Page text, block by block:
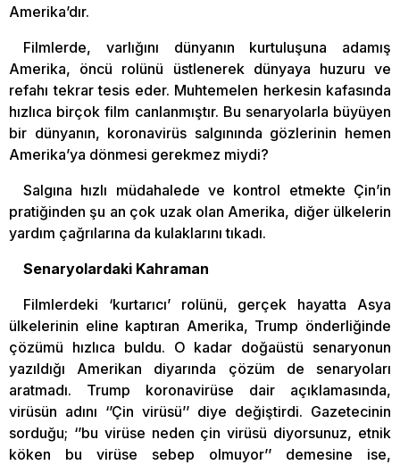
Amerika’dır.
Filmlerde, varlığını dünyanın kurtuluşuna adamış
Amerika, öncü rolünü üstlenerek dünyaya huzuru ve
refahı tekrar tesis eder. Muhtemelen herkesin kafasında
hızlıca birçok film canlanmıştır. Bu senaryolarla büyüyen
bir dünyanın, koronavirüs salgınında gözlerinin hemen
Amerika’ya dönmesi gerekmez miydi?
Salgına hızlı müdahalede ve kontrol etmekte Çin’in
pratiğinden şu an çok uzak olan Amerika, diğer ülkelerin
yardım çağrılarına da kulaklarını tıkadı.
Senaryolardaki Kahraman
Filmlerdeki ‘kurtarıcı’ rolünü, gerçek hayatta Asya
ülkelerinin eline kaptıran Amerika, Trump önderliğinde
çözümü hızlıca buldu. O kadar doğaüstü senaryonun
yazıldığı Amerikan diyarında çözüm de senaryoları
aratmadı. Trump koronavirüse dair açıklamasında,
virüsün adını ‘’Çin virüsü’’ diye değiştirdi. Gazetecinin
sorduğu; ‘’bu virüse neden çin virüsü diyorsunuz, etnik
köken bu virüse sebep olmuyor’’ demesine ise,